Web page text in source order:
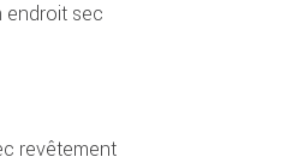
endroit sec
revêtement